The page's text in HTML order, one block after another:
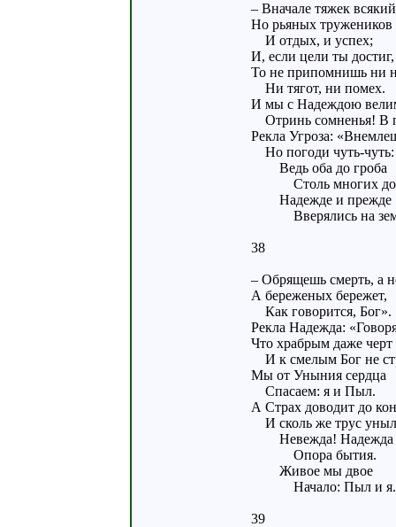
– Вначале тяжек
Но рьяных тружеников
И отдых, и успех;
И, если цели ты достиг,
То не припомнишь ни
Ни тягот, ни помех.
И мы с Надеждою
Отринь сомненья! В
Рекла Угроза:
Но погоди чуть-чуть:
Ведь оба до гроба
Столь многих
Надежде и прежде
Вверялись на
38
– Обрящешь смерть, а
А береженых бережет,
Как говорится, Бог».
Рекла Надежда:
Что храбрым даже черт
И к смелым Бог не
Мы от Уныния сердца
Спасаем: я и Пыл.
А Страх доводит до
И сколь же трус
Невежда! Надежда
Опора бытия.
Живое мы двое
Начало: Пыл и я.
39